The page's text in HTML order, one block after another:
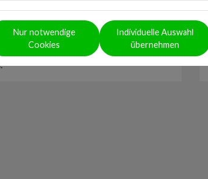
für Tinnitus eine
Die Studienlage ist nicht
bei Verspannungen kann es durchaus
Nur notwendige
Cookies
Individuelle Auswahl
übernehmen